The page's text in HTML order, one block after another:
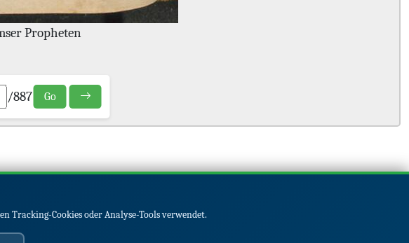
Propheten
/887 Go
Tracking-Cookies oder Analyse-Tools verwendet.